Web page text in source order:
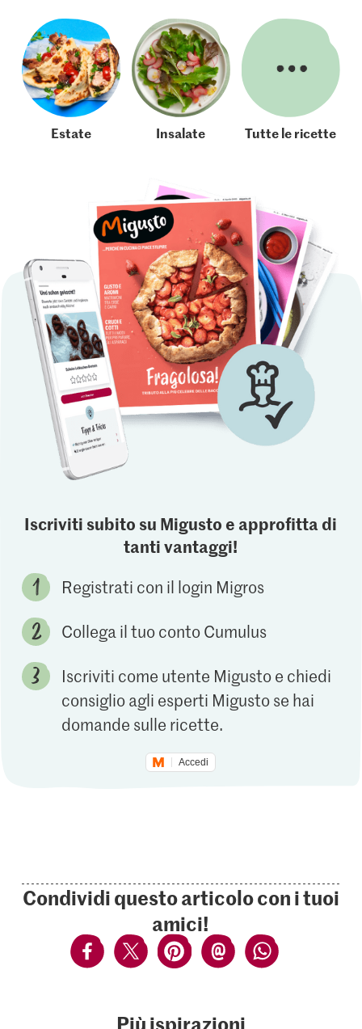
Estate Insalate Tutte le ricette
Iscriviti subito su Migusto e approfitta di
tanti vantaggi!
Registrati con il login Migros
Collega il tuo conto Cumulus
Iscriviti come utente Migusto e chiedi
consiglio agli esperti Migusto se hai
domande sulle ricette.
Accedi
Condividi questo articolo con i tuoi
amici!
Più ispirazioni